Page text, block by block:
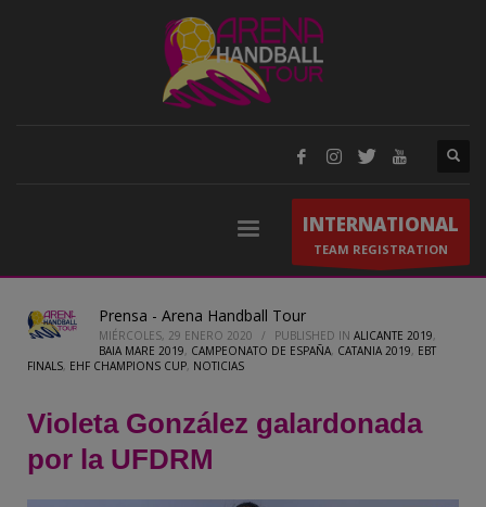
INTERNATIONAL
TEAM REGISTRATION
Prensa - Arena Handball Tour
MIÉRCOLES, 29 ENERO 2020 / PUBLISHED IN ALICANTE 2019,
BAIA MARE 2019, CAMPEONATO DE ESPAÑA, CATANIA 2019, EBT
FINALS, EHF CHAMPIONS CUP, NOTICIAS
Violeta González galardonada
por la UFDRM